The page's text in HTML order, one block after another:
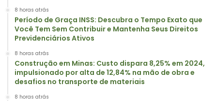
8 horas atrás
Período de Graça INSS: Descubra o Tempo Exato que
Você Tem Sem Contribuir e Mantenha Seus Direitos
Previdenciários Ativos
8 horas atrás
Construção em Minas: Custo dispara 8,25% em 2024,
impulsionado por alta de 12,84% na mão de obra e
desafios no transporte de materiais
8 horas atrás